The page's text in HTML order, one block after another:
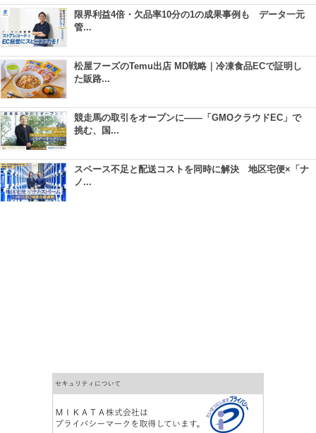
限界利益4倍・欠品率10分の1の成果事例も データ一元
管...
松屋フーズのTemu出店 MD戦略｜冷凍食品ECで証明し
た販路...
競走馬の取引をオープンに――「GMOクラウドEC」で
挑む、国...
スペース不足と配送コストを同時に解決 地区宅便×「ナ
ノ...